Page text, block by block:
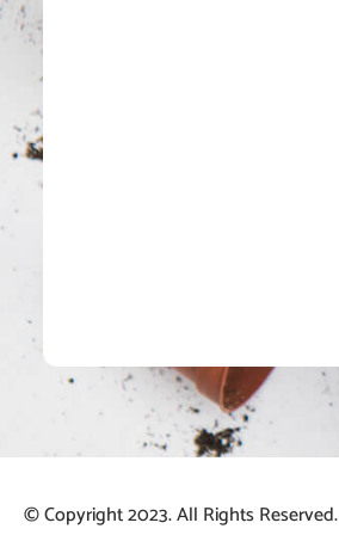
© Copyright 2023. All Rights Reserved.